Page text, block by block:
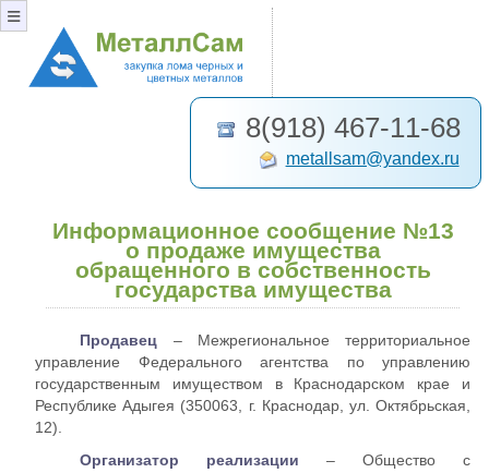
8(918) 467-11-68
metallsam@yandex.ru
≡
Информационное сообщение №13
о продаже имущества
обращенного в собственность
государства имущества
Продавец – Межрегиональное территориальное
управление Федерального агентства по управлению
государственным имуществом в Краснодарском крае и
Республике Адыгея (350063, г. Краснодар, ул. Октябрьская,
12).
Организатор реализации – Общество с